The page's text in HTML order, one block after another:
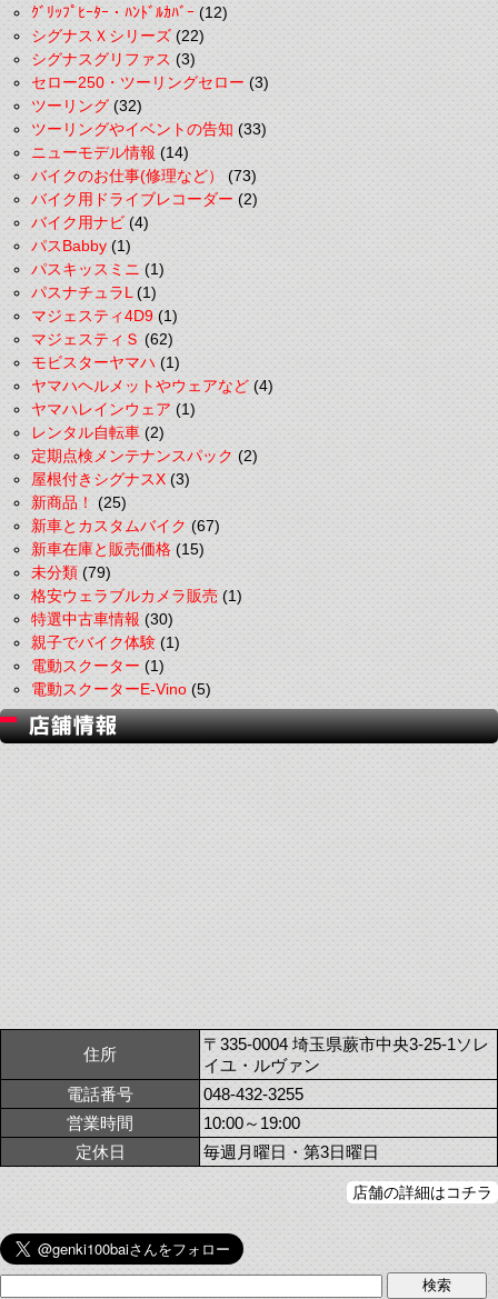
ｸﾞﾘｯﾌﾟﾋｰﾀｰ・ﾊﾝﾄﾞﾙｶﾊﾞｰ(12)
シグナスＸシリーズ(22)
シグナスグリファス(3)
セロー250・ツーリングセロー(3)
ツーリング(32)
ツーリングやイベントの告知(33)
ニューモデル情報(14)
バイクのお仕事(修理など）(73)
バイク用ドライブレコーダー(2)
バイク用ナビ(4)
パスBabby(1)
パスキッスミニ(1)
パスナチュラL(1)
マジェスティ4D9(1)
マジェスティＳ(62)
モビスターヤマハ(1)
ヤマハヘルメットやウェアなど(4)
ヤマハレインウェア(1)
レンタル自転車(2)
定期点検メンテナンスパック(2)
屋根付きシグナスX(3)
新商品！(25)
新車とカスタムバイク(67)
新車在庫と販売価格(15)
未分類(79)
格安ウェラブルカメラ販売(1)
特選中古車情報(30)
親子でバイク体験(1)
電動スクーター(1)
電動スクーターE-Vino(5)
住所
〒335-0004 埼玉県蕨市中央3-25-1ソレ
イユ・ルヴァン
電話番号
048-432-3255
営業時間
10:00～19:00
定休日
毎週月曜日・第3日曜日
店舗の詳細はコチラ